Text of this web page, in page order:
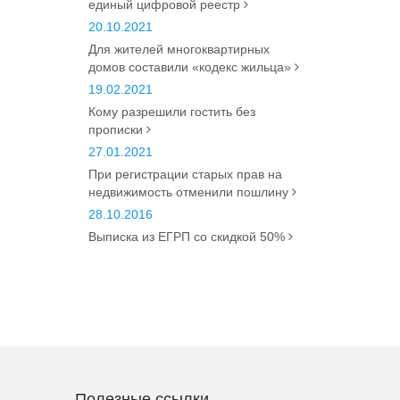
единый цифровой реестр
20.10.2021
Для жителей многоквартирных
домов составили «кодекс жильца»
19.02.2021
Кому разрешили гостить без
прописки
27.01.2021
При регистрации старых прав на
недвижимость отменили пошлину
28.10.2016
Выписка из ЕГРП со скидкой 50%